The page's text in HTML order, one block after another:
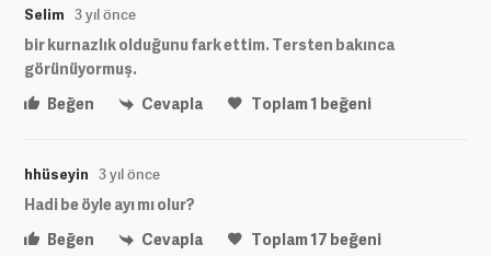
Selim 3 yıl önce
bir kurnazlık olduğunu fark ettim. Tersten bakınca
görünüyormuş.
Beğen
Cevapla Toplam1 beğeni
hhüseyin 3 yıl önce
Hadi be öyle ayı mı olur?
Beğen
Cevapla Toplam17 beğeni